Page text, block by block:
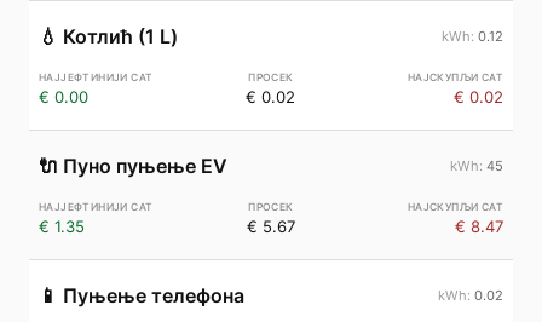
💧 Котлић (1 L) 0.12
€ 0.00 € 0.02 € 0.02
🔌 Пуно пуњење EV 45
€ 1.35 € 5.67 € 8.47
📱 Пуњење телефона 0.02